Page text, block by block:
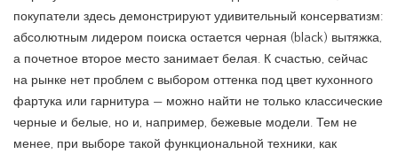
покупатели здесь демонстрируют удивительный консерватизм:
абсолютным лидером поиска остается черная (black) вытяжка,
а почетное второе место занимает белая. К счастью, сейчас
на рынке нет проблем с выбором оттенка под цвет кухонного
фартука или гарнитура — можно найти не только классические
черные и белые, но и, например, бежевые модели. Тем не
менее, при выборе такой функциональной техники, как